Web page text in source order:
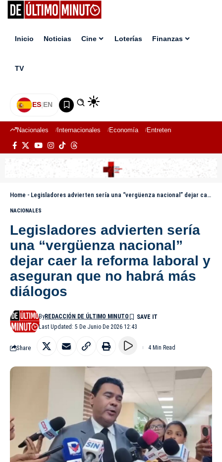
Inicio Noticias Cine Loterías Finanzas
TV
ES|EN
Nacionales Internacionales Economía Entretenimiento
Home - Legisladores advierten sería una “vergüenza nacional” dejar caer la reforma laboral y aseguran que no habrá más diálogos
NACIONALES
Legisladores advierten sería
una “vergüenza nacional”
dejar caer la reforma laboral y
aseguran que no habrá más
diálogos
Last Updated: 5 De Junio De 2026 12:43
ByREDACCIÓN DE ÚLTIMO MINUTO
Share 4 Min Read